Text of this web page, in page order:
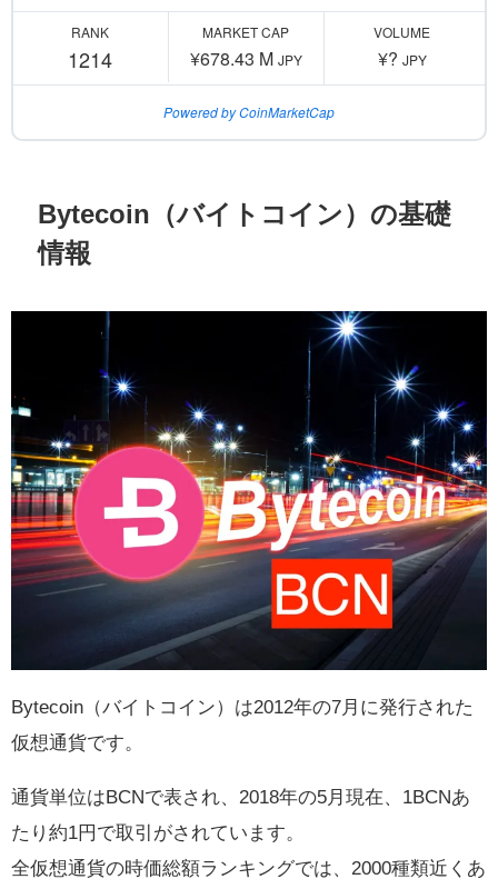
RANK
1214
MARKET CAP
¥678.43 M JPY
VOLUME
¥? JPY
Powered by CoinMarketCap
Bytecoin（バイトコイン）の基礎
情報
Bytecoin（バイトコイン）は2012年の7月に発行された
仮想通貨です。
通貨単位はBCNで表され、2018年の5月現在、1BCNあ
たり約1円で取引がされています。
全仮想通貨の時価総額ランキングでは、2000種類近くあ